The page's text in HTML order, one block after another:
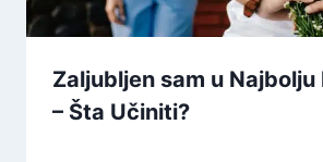
Zaljubljen sam u
– Šta Učiniti?